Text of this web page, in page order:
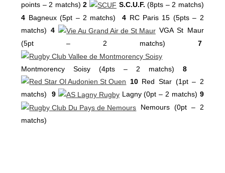
points – 2 matchs)2 S.C.U.F. (8pts – 2 matchs)
4 Bagneux (5pt – 2 matchs) 4 RC Paris 15 (5pts – 2
matchs) 4
VGA St Maur
(5pt – 2 matchs)
7
Montmorency Soisy (4pts – 2 matchs) 8
10Red Star (1pt – 2
matchs)
9 Lagny (0pt – 2 matchs) 9
Nemours (0pt – 2
matchs)